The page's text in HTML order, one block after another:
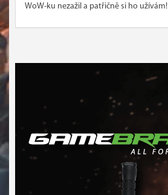
WoW-ku nezažil a patřičně si ho užívám!